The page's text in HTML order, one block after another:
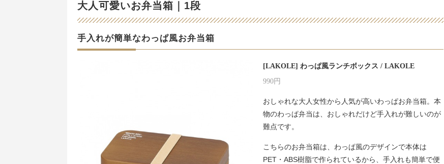
大人可愛いお弁当箱｜1段
手入れが簡単なわっぱ風お弁当箱
[LAKOLE] わっぱ風ランチボックス / LAKOLE
990円
おしゃれな大人女性から人気が高いわっぱお弁当箱。本
物のわっぱ弁当は、おしゃれだけど手入れが難しいのが
難点です。
こちらのお弁当箱は、わっぱ風のデザインで本体は
PET・ABS樹脂で作られているから、手入れも簡単で便